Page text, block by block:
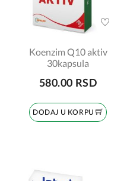
Koenzim Q10 aktiv
30kapsula
580.00 RSD
DODAJ U KORPU